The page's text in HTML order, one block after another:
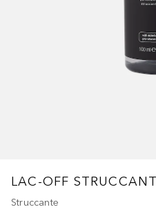
LAC-OFF
Struccante